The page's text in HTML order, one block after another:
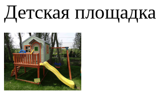
Детская площадка